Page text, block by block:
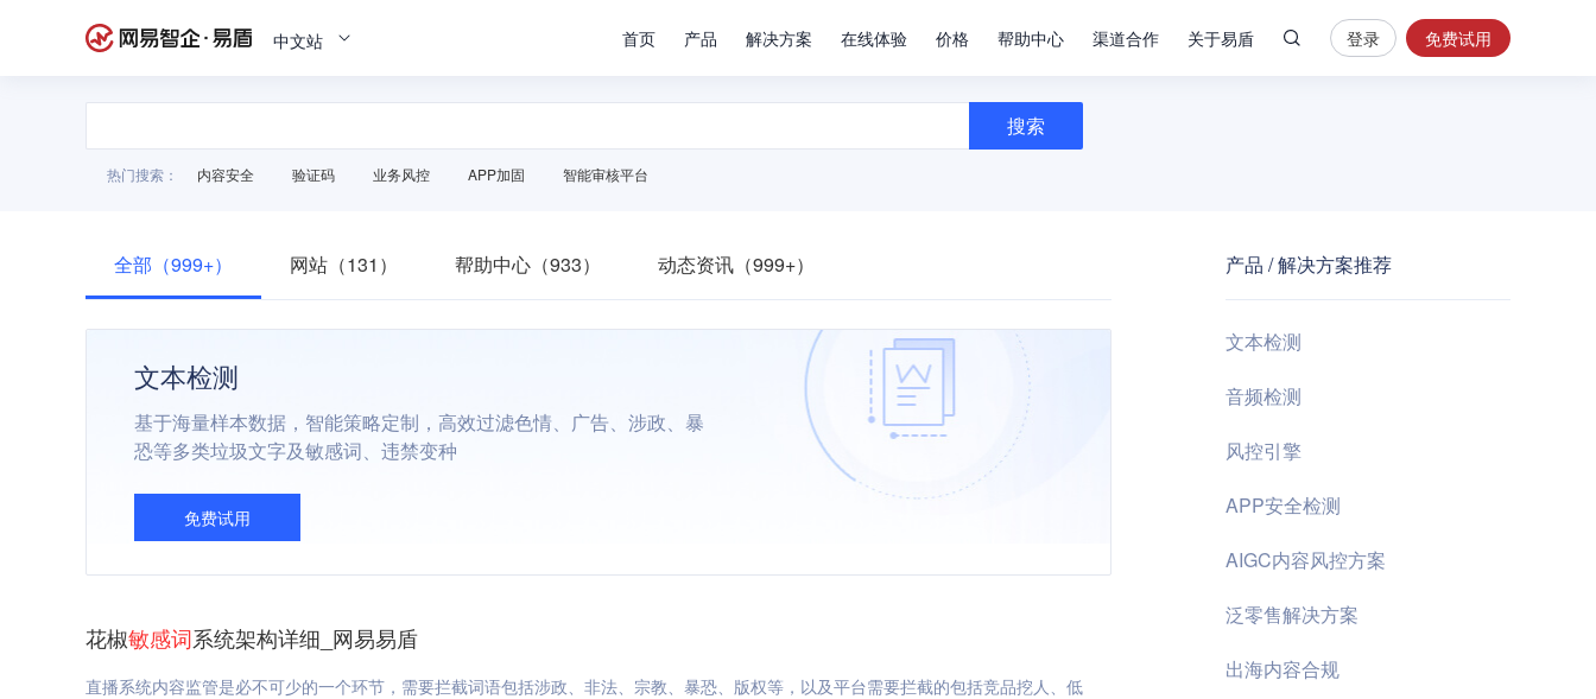
中文站 首页 产品 解决方案 在线体验 价格 帮助中心 渠道合作 关于易盾
安
全
控
登录 免费试用
搜索
热门搜索： 内容安全 验证码 业务风控 APP加固 智能审核平台
全部（999+） 网站（131） 帮助中心（933） 动态资讯（999+）
文本检测
基于海量样本数据，智能策略定制，高效过滤色情、广告、涉政、暴
恐等多类垃圾文字及敏感词、违禁变种
免费试用
花椒敏感词系统架构详细_网易易盾
直播系统内容监管是必不可少的一个环节，需要拦截词语包括涉政、非法、宗教、暴恐、版权等，以及平台需要拦截的包括竞品挖人、低
产品 / 解决方案推荐
文本检测
音频检测
风控引擎
APP安全检测
AIGC内容风控方案
泛零售解决方案
出海内容合规